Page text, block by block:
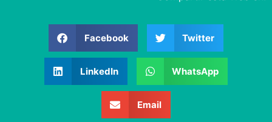
Facebook Twitter
LinkedIn WhatsApp
Email